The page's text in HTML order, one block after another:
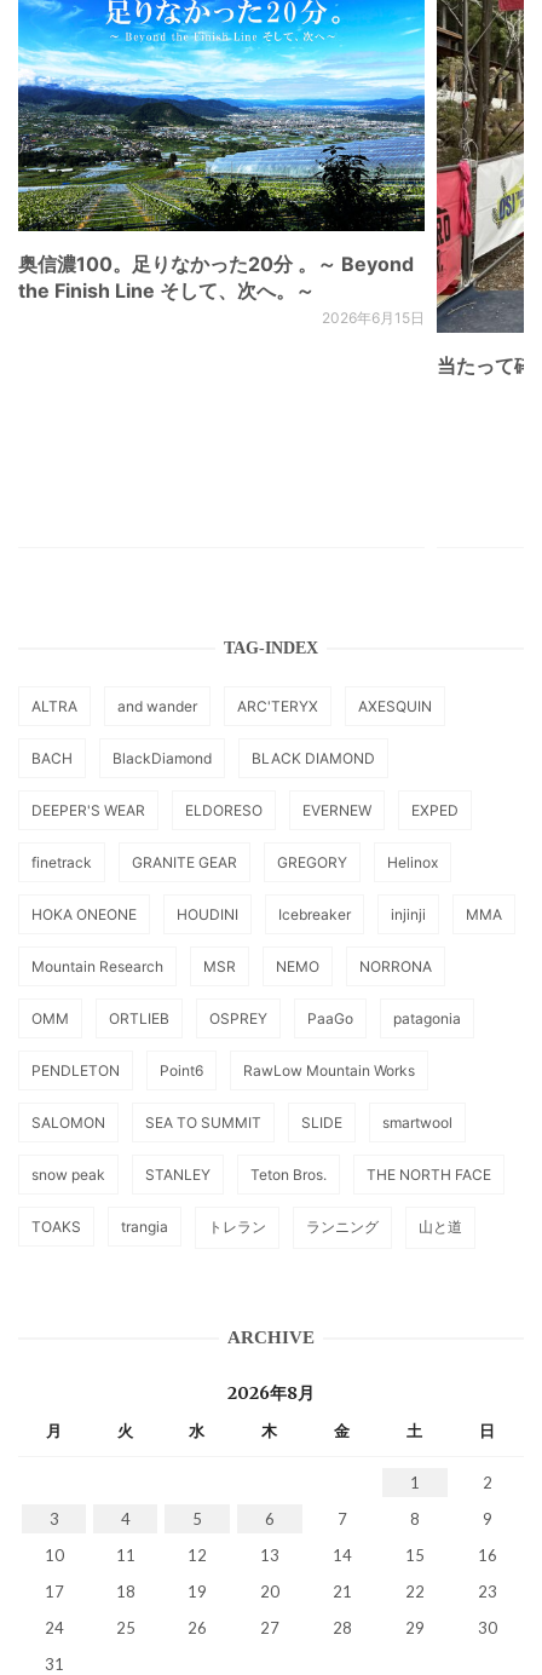
奥信濃100。足りなかった20分 。～ Beyond
the Finish Line そして、次へ。～
2026年6月15日
当たって砕
TAG-INDEX
ALTRA and wander ARC'TERYX AXESQUIN
BACH BlackDiamond BLACK DIAMOND
DEEPER'S WEAR ELDORESO EVERNEW EXPED
finetrack GRANITE GEAR GREGORY Helinox
HOKA ONEONE HOUDINI Icebreaker injinji MMA
Mountain Research MSR NEMO NORRONA
OMM ORTLIEB OSPREY PaaGo patagonia
PENDLETON Point6 RawLow Mountain Works
SALOMON SEA TO SUMMIT SLIDE smartwool
snow peak STANLEY Teton Bros. THE NORTH FACE
TOAKS trangia トレラン ランニング 山と道
ARCHIVE
2026年8月
月 火 水 木 金 土 日
1
2
3
4 5 6 7 8
9
10
11 12 13 14 15
16
17
18 19 20 21 22
23
24
25 26 27 28 29
30
31